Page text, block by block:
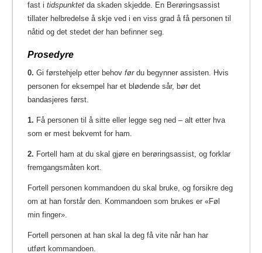
fast i tidspunktet da skaden skjedde. En Berøringsassist
tillater helbredelse å skje ved i en viss grad å få personen til
nåtid og det stedet der han befinner seg.
Prosedyre
0. Gi førstehjelp etter behov førdu begynner assisten. Hvis
personen for eksempel har et blødende sår, bør det
bandasjeres først.
1. Få personen til å sitte eller legge seg ned – alt etter hva
som er mest bekvemt for ham.
2. Fortell ham at du skal gjøre en berøringsassist, og forklar
fremgangsmåten kort.
Fortell personen kommandoen du skal bruke, og forsikre deg
om at han forstår den. Kommandoen som brukes er «Føl
min finger».
Fortell personen at han skal la deg få vite når han har
utført kommandoen.